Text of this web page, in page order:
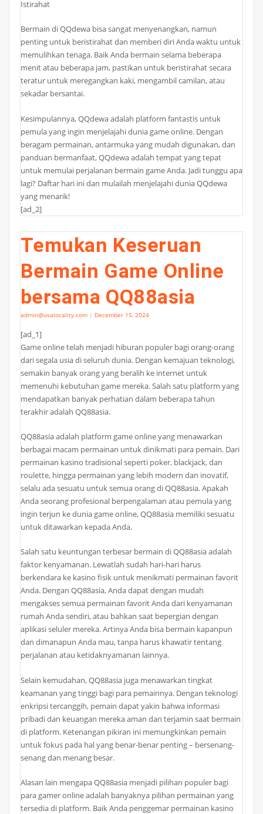
Istirahat
Bermain di QQdewa bisa sangat menyenangkan, namun
penting untuk beristirahat dan memberi diri Anda waktu untuk
memulihkan tenaga. Baik Anda bermain selama beberapa
menit atau beberapa jam, pastikan untuk beristirahat secara
teratur untuk meregangkan kaki, mengambil camilan, atau
sekadar bersantai.
Kesimpulannya, QQdewa adalah platform fantastis untuk
pemula yang ingin menjelajahi dunia game online. Dengan
beragam permainan, antarmuka yang mudah digunakan, dan
panduan bermanfaat, QQdewa adalah tempat yang tepat
untuk memulai perjalanan bermain game Anda. Jadi tunggu apa
lagi? Daftar hari ini dan mulailah menjelajahi dunia QQdewa
yang menarik!
[ad_2]
Temukan Keseruan
Bermain Game Online
bersama QQ88asia
admin@usalocality.com | December 15, 2024
[ad_1]
Game online telah menjadi hiburan populer bagi orang-orang
dari segala usia di seluruh dunia. Dengan kemajuan teknologi,
semakin banyak orang yang beralih ke internet untuk
memenuhi kebutuhan game mereka. Salah satu platform yang
mendapatkan banyak perhatian dalam beberapa tahun
terakhir adalah QQ88asia.
QQ88asia adalah platform game online yang menawarkan
berbagai macam permainan untuk dinikmati para pemain. Dari
permainan kasino tradisional seperti poker, blackjack, dan
roulette, hingga permainan yang lebih modern dan inovatif,
selalu ada sesuatu untuk semua orang di QQ88asia. Apakah
Anda seorang profesional berpengalaman atau pemula yang
ingin terjun ke dunia game online, QQ88asia memiliki sesuatu
untuk ditawarkan kepada Anda.
Salah satu keuntungan terbesar bermain di QQ88asia adalah
faktor kenyamanan. Lewatlah sudah hari-hari harus
berkendara ke kasino fisik untuk menikmati permainan favorit
Anda. Dengan QQ88asia, Anda dapat dengan mudah
mengakses semua permainan favorit Anda dari kenyamanan
rumah Anda sendiri, atau bahkan saat bepergian dengan
aplikasi seluler mereka. Artinya Anda bisa bermain kapanpun
dan dimanapun Anda mau, tanpa harus khawatir tentang
perjalanan atau ketidaknyamanan lainnya.
Selain kemudahan, QQ88asia juga menawarkan tingkat
keamanan yang tinggi bagi para pemainnya. Dengan teknologi
enkripsi tercanggih, pemain dapat yakin bahwa informasi
pribadi dan keuangan mereka aman dan terjamin saat bermain
di platform. Ketenangan pikiran ini memungkinkan pemain
untuk fokus pada hal yang benar-benar penting – bersenang-
senang dan menang besar.
Alasan lain mengapa QQ88asia menjadi pilihan populer bagi
para gamer online adalah banyaknya pilihan permainan yang
tersedia di platform. Baik Anda penggemar permainan kasino